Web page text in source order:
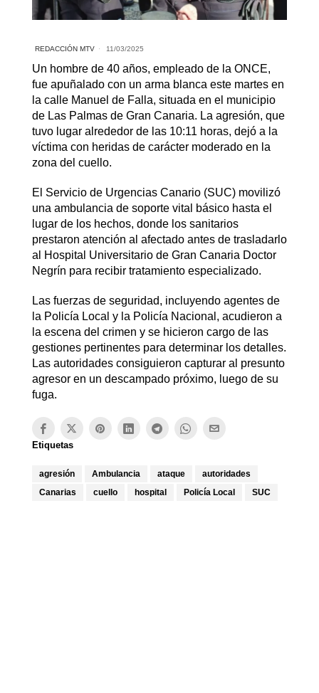
REDACCIÓN MTV 11/03/2025
Un hombre de 40 años, empleado de la ONCE,
fue apuñalado con un arma blanca este martes en
la calle Manuel de Falla, situada en el municipio
de Las Palmas de Gran Canaria. La agresión, que
tuvo lugar alrededor de las 10:11 horas, dejó a la
víctima con heridas de carácter moderado en la
zona del cuello.
El Servicio de Urgencias Canario (SUC) movilizó
una ambulancia de soporte vital básico hasta el
lugar de los hechos, donde los sanitarios
prestaron atención al afectado antes de trasladarlo
al Hospital Universitario de Gran Canaria Doctor
Negrín para recibir tratamiento especializado.
Las fuerzas de seguridad, incluyendo agentes de
la Policía Local y la Policía Nacional, acudieron a
la escena del crimen y se hicieron cargo de las
gestiones pertinentes para determinar los detalles.
Las autoridades consiguieron capturar al presunto
agresor en un descampado próximo, luego de su
fuga.
Etiquetas
agresión Ambulancia ataque
autoridades
Canarias
cuello hospital Policía Local SUC